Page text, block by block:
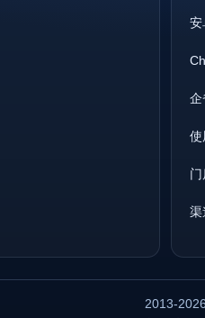
安
企
使
渠
2013-